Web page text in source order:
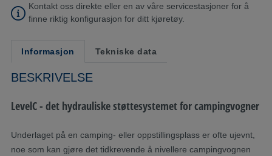
Kontakt oss direkte eller en av våre servicestasjoner for å
finne riktig konfigurasjon for ditt kjøretøy.
Informasjon Tekniske data
BESKRIVELSE
LevelC - det hydrauliske støttesystemet for campingvogner
Underlaget på en camping- eller oppstillingsplass er ofte ujevnt,
noe som kan gjøre det tidkrevende å nivellere campingvognen